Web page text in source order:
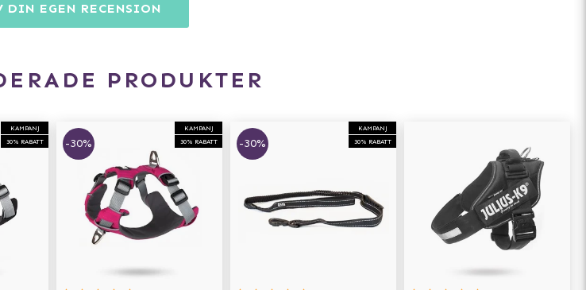
DIN EGEN RECENSION
PRODUKTER
KAMPANJ
30% RABATT
KAMPANJ
30% RABATT
-30%
KAMPANJ
30% RABATT
-30%